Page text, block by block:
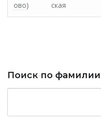
ово)
ская
Поиск по фамилии